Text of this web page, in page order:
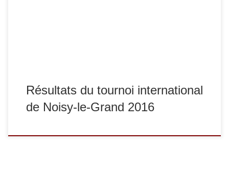
Résultats du tournoi international
de Noisy-le-Grand 2016